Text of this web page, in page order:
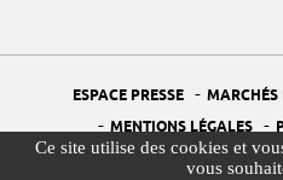
Ce site utilise des cookies et
vous
ESPACE PRESSE - MARCHÉS
- MENTIONS LÉGALES -
PORTAIL DÉLÉGUÉ À LA